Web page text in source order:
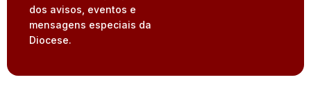
dos avisos, eventos e
mensagens especiais da
Diocese.